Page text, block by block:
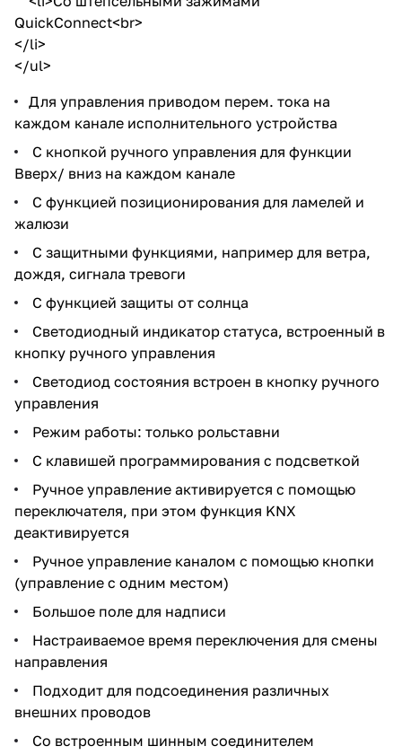
QuickConnect<br>
</li>
</ul>
Для управления приводом перем. тока на
каждом канале исполнительного устройства
С кнопкой ручного управления для функции
Вверх/ вниз на каждом канале
С функцией позиционирования для ламелей и
жалюзи
С защитными функциями, например для ветра,
дождя, сигнала тревоги
С функцией защиты от солнца
Светодиодный индикатор статуса, встроенный в
кнопку ручного управления
Светодиод состояния встроен в кнопку ручного
управления
Режим работы: только рольставни
С клавишей программирования с подсветкой
Ручное управление активируется с помощью
переключателя, при этом функция KNX
деактивируется
Ручное управление каналом с помощью кнопки
(управление с одним местом)
Большое поле для надписи
Настраиваемое время переключения для смены
направления
Подходит для подсоединения различных
внешних проводов
Со встроенным шинным соединителем